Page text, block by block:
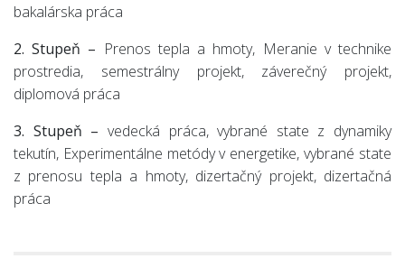
bakalárska práca
2. Stupeň – Prenos tepla a hmoty, Meranie v technike
prostredia, semestrálny projekt, záverečný projekt,
diplomová práca
3. Stupeň – vedecká práca, vybrané state z dynamiky
tekutín, Experimentálne metódy v energetike, vybrané state
z prenosu tepla a hmoty, dizertačný projekt, dizertačná
práca